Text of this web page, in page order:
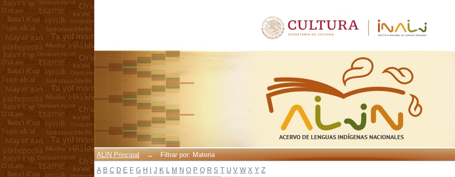
ALIN Principal →
Filtrar por: Materia
A B C D E F G H J K L M N O P Q R S T U V W X Y Z